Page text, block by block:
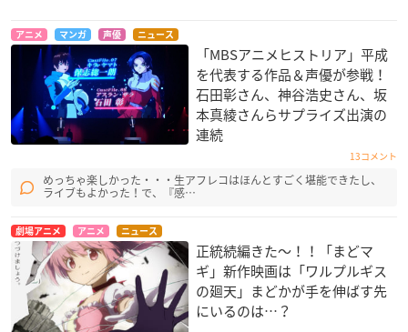
アニメ マンガ 声優 ニュース
「MBSアニメヒストリア」平成
を代表する作品＆声優が参戦！
石田彰さん、神谷浩史さん、坂
本真綾さんらサプライズ出演の
連続
13コメント
めっちゃ楽しかった・・・生アフレコはほんとすごく堪能できたし、
ライブもよかった！で、『感…
劇場アニメ アニメ ニュース
正統続編きた〜！！「まどマ
ギ」新作映画は「ワルプルギス
の廻天」まどかが手を伸ばす先
にいるのは…？